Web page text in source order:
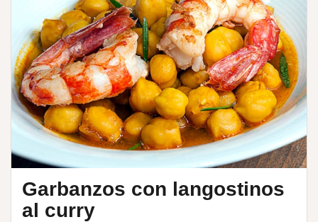
Garbanzos con langostinos
al curry